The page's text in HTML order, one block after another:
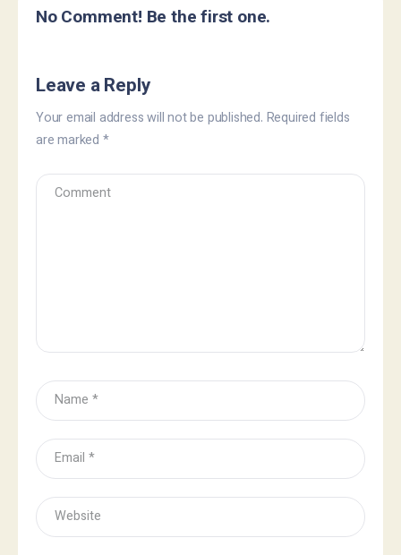
No Comment! Be the first one.
Leave a Reply
Your email address will not be published. Required fields
are marked *